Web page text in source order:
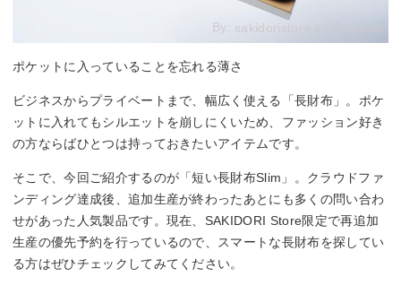
By: sakidoristore.en-jine.com
ポケットに入っていることを忘れる薄さ
ビジネスからプライベートまで、幅広く使える「長財布」。ポケ
ットに入れてもシルエットを崩しにくいため、ファッション好き
の方ならばひとつは持っておきたいアイテムです。
そこで、今回ご紹介するのが「短い長財布Slim」。クラウドファ
ンディング達成後、追加生産が終わったあとにも多くの問い合わ
せがあった人気製品です。現在、SAKIDORI Store限定で再追加
生産の優先予約を行っているので、スマートな長財布を探してい
る方はぜひチェックしてみてください。